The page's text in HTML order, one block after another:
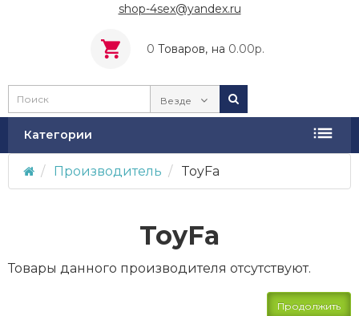
shop-4sex@yandex.ru
0 Tоваров, на 0.00р.
Везде
Категории
Производитель ToyFa
ToyFa
Товары данного производителя отсутствуют.
Продолжить